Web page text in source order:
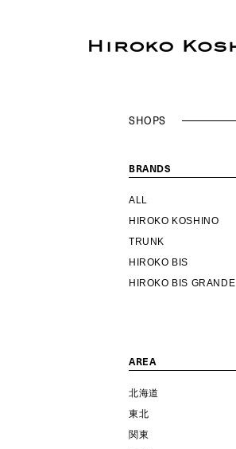
SHOPS
BRANDS
ALL
HIROKO KOSHINO
TRUNK
HIROKO BIS
HIROKO BIS GRANDE
AREA
北海道
東北
関東